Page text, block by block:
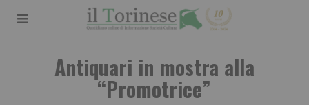
Antiquari in mostra alla
“Promotrice”